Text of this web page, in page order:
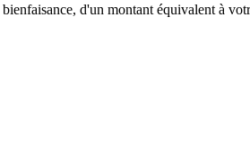
d'un montant équivalent à